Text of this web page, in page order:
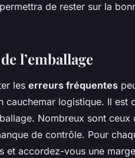
de rester sur la
l’emballage
les erreurs fréquentes
cauchemar logistique. Il est
Nombreux sont ceux
de contrôle. Pour
et accordez-vous une